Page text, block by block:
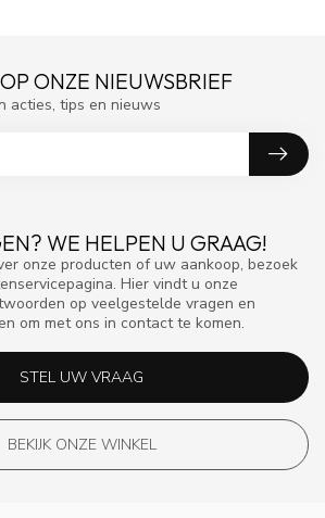
WE HELPEN U GRAAG!
onze producten of uw aankoop, bezoek
Hier vindt u onze
op veelgestelde vragen en
om met ons in contact te komen.
STEL UW VRAAG
BEKIJK ONZE WINKEL
ONZE NIEUWSBRIEF
acties, tips en nieuws